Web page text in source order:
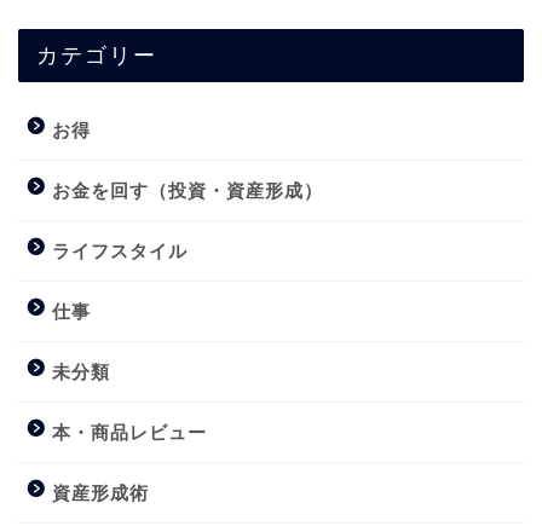
カテゴリー
お得
お金を回す（投資・資産形成）
ライフスタイル
仕事
未分類
本・商品レビュー
資産形成術